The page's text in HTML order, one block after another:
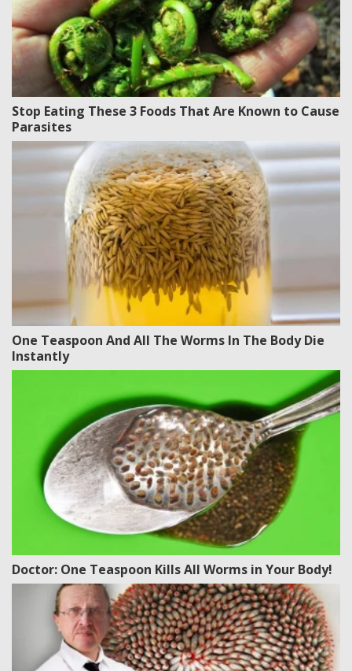
Stop Eating These 3 Foods That Are Known to Cause
Parasites
One Teaspoon And All The Worms In The Body Die
Instantly
Doctor: One Teaspoon Kills All Worms in Your Body!